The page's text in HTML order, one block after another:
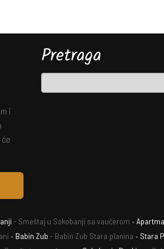
i
Pretraga
- Smeštaj u Sokobanji sa vaučerom •
• Babin Zub - Babin Zub Stara planina • Stara